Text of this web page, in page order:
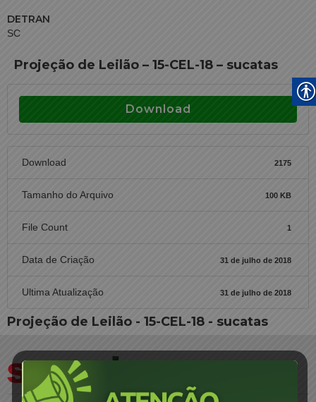
DETRAN
SC
Projeção de Leilão – 15-CEL-18 – sucatas
Download
Download 2175
Tamanho do Arquivo 100 KB
File Count 1
Data de Criação 31 de julho de 2018
Ultima Atualização 31 de julho de 2018
Projeção de Leilão - 15-CEL-18 - sucatas